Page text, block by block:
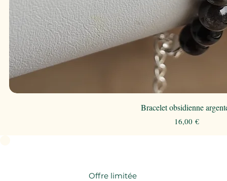
Offre limitée
Bracelet obsidienne
Prix
16,00 €